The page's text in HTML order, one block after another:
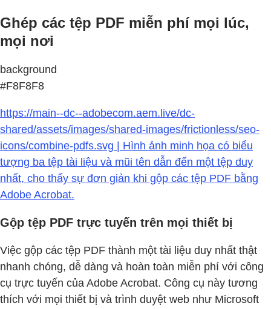
Ghép các tệp PDF miễn phí mọi lúc,
mọi nơi
background
#F8F8F8
https://main--dc--adobecom.aem.live/dc-
shared/assets/images/shared-images/frictionless/seo-
icons/combine-pdfs.svg | Hình ảnh minh họa có biểu
tượng ba tệp tài liệu và mũi tên dẫn đến một tệp duy
nhất, cho thấy sự đơn giản khi gộp các tệp PDF bằng
Adobe Acrobat.
Gộp tệp PDF trực tuyến trên mọi thiết bị
Việc gộp các tệp PDF thành một tài liệu duy nhất thật
nhanh chóng, dễ dàng và hoàn toàn miễn phí với công
cụ trực tuyến của Adobe Acrobat. Công cụ này tương
thích với mọi thiết bị và trình duyệt web như Microsoft